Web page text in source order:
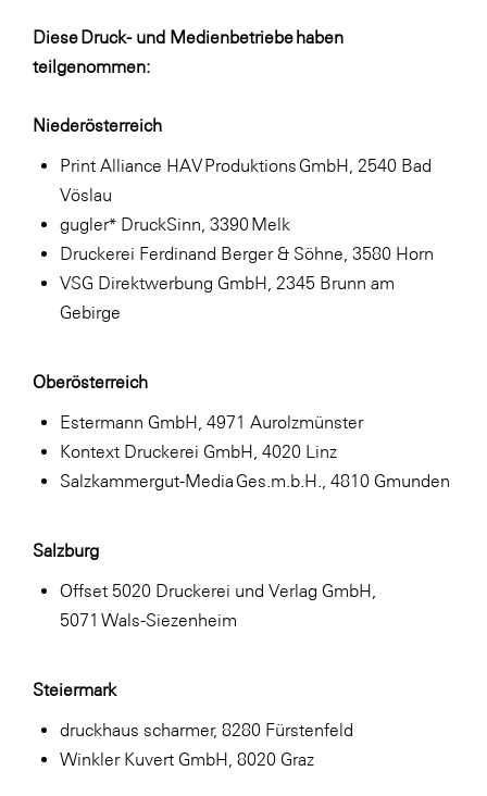
Diese Druck- und Medienbetriebe haben
teilgenommen:
Niederösterreich
Print Alliance HAV Produktions GmbH, 2540 Bad
Vöslau
gugler* DruckSinn, 3390 Melk
Druckerei Ferdinand Berger & Söhne, 3580 Horn
VSG Direktwerbung GmbH, 2345 Brunn am
Gebirge
Oberösterreich
Estermann GmbH, 4971 Aurolzmünster
Kontext Druckerei GmbH, 4020 Linz
Salzkammergut-Media Ges.m.b.H., 4810 Gmunden
Salzburg
Offset 5020 Druckerei und Verlag GmbH,
5071 Wals-Siezenheim
Steiermark
druckhaus scharmer, 8280 Fürstenfeld
Winkler Kuvert GmbH, 8020 Graz